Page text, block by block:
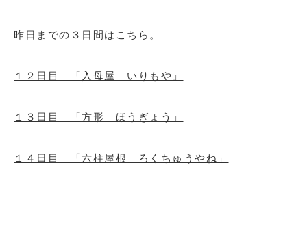
昨日までの３日間はこちら。
１２日目 「入母屋 いりもや」
１３日目 「方形 ほうぎょう」
１４日目 「六柱屋根 ろくちゅうやね」